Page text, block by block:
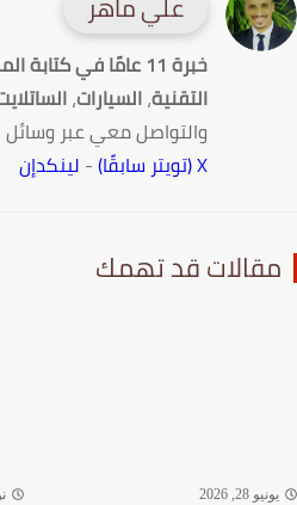
خبرة 11 عامًا في كتابة المقالات
التقنية،السيارات،الساتلايت.
والتواصل معي عبر وسائل
-لينكدإن
قد تهمك
28, 2026 نوفمبر